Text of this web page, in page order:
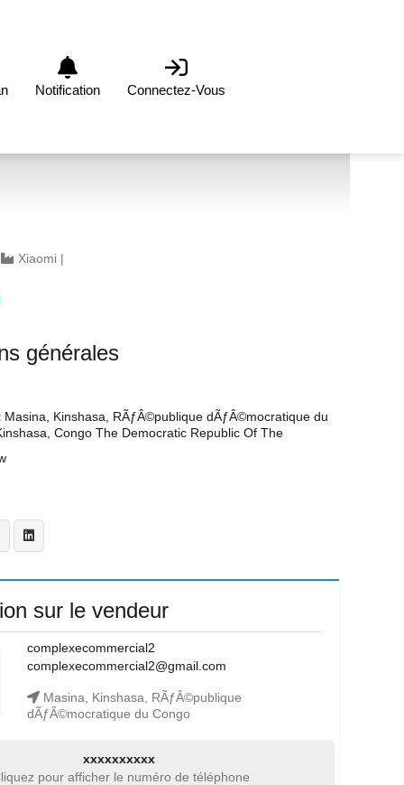
Notification Connectez-Vous
Xiaomi |
générales
Masina, Kinshasa, RÃƒÂ©publique dÃƒÂ©mocratique du
Congo The Democratic Republic Of The
sur le vendeur
complexecommercial2
complexecommercial2@gmail.com
Masina, Kinshasa, RÃƒÂ©publique
dÃƒÂ©mocratique du Congo
xxxxxxxxxx
pour afficher le numéro de téléphone